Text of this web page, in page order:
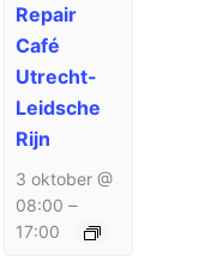
Repair
Café
Utrecht-
Leidsche
Rijn
3 oktober @
08:00 –
17:00